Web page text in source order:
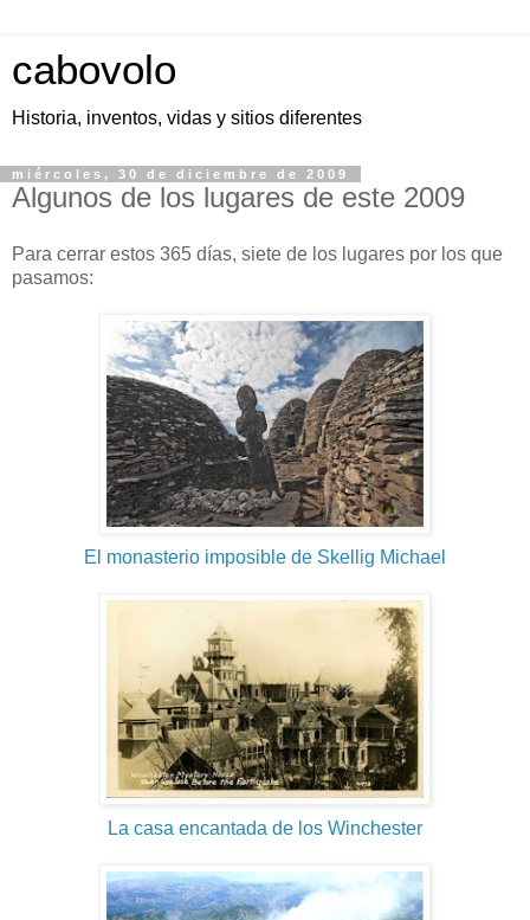
cabovolo
Historia, inventos, vidas y sitios diferentes
miércoles, 30 de diciembre de 2009
Algunos de los lugares de este 2009
Para cerrar estos 365 días, siete de los lugares por los que
pasamos:
El monasterio imposible de Skellig Michael
La casa encantada de los Winchester